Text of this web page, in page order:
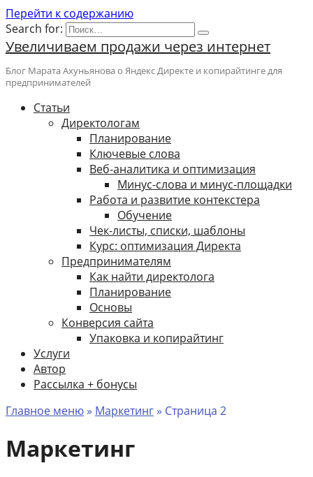
Перейти к содержанию
Search for:
Увеличиваем продажи через интернет
Блог Марата Ахуньянова о Яндекс Директе и копирайтинге для
предпринимателей
Cтатьи
Директологам
Планирование
Ключевые слова
Веб-аналитика и оптимизация
Минус-слова и минус-площадки
Работа и развитие контекстера
Обучение
Чек-листы, списки, шаблоны
Курс: оптимизация Директа
Предпринимателям
Как найти директолога
Планирование
Основы
Конверсия сайта
Упаковка и копирайтинг
Услуги
Автор
Рассылка + бонусы
Главное меню » Маркетинг » Страница 2
Маркетинг